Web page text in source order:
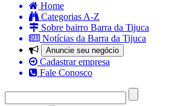
Home
Categorias A-Z
Sobre bairro Barra da Tijuca
Notícias da Barra da Tijuca
Anuncie seu negócio
Cadastrar empresa
Fale Conosco